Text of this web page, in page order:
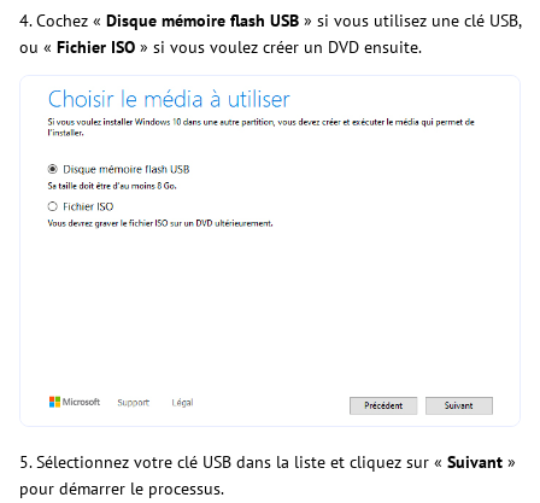
4. Cochez « Disque mémoire flash USB » si vous utilisez une clé USB,
ou « Fichier ISO » si vous voulez créer un DVD ensuite.
5. Sélectionnez votre clé USB dans la liste et cliquez sur « Suivant »
pour démarrer le processus.